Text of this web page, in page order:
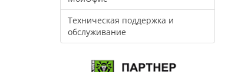
Техническая поддержка и
обслуживание